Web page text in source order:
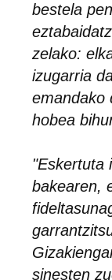
bestela
zelako:
izugarria
emandako
hobea
"Eskertuta
bakearen,
sinesten